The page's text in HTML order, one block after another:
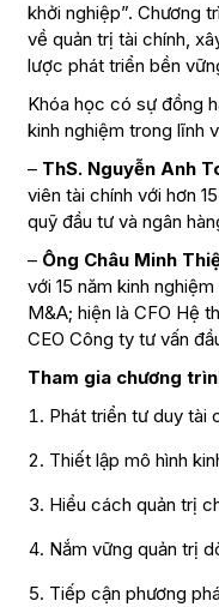
khởi nghiệp”. Chương
về quản trị tài chính,
lược phát triển bền
Khóa học có sự đồng
kinh nghiệm trong lĩnh
– ThS. Nguyễn Anh
viên tài chính với hơn
quỹ đầu tư và ngân
– Ông Châu Minh
với 15 năm kinh
M&A; hiện là CFO Hệ
CEO Công ty tư vấn
Tham gia chương
Phát triển tư duy tài
Thiết lập mô hình
Hiểu cách quản trị
Nắm vững quản trị
Tiếp cận phương